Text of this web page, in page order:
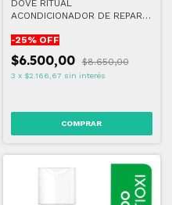
DOVE RITUAL
ACONDICIONADOR DE REPAR
-25% OFF
$6.500,00 $8.650,00
3 x $2.166,67 sin interés